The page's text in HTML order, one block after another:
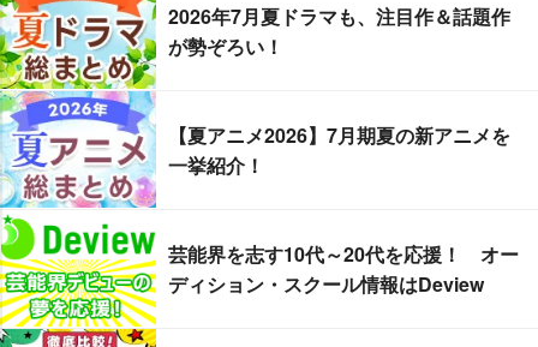
2026年7月夏ドラマも、注目作＆話題作
が勢ぞろい！
【夏アニメ2026】7月期夏の新アニメを
一挙紹介！
芸能界を志す10代～20代を応援！ オー
ディション・スクール情報はDeview